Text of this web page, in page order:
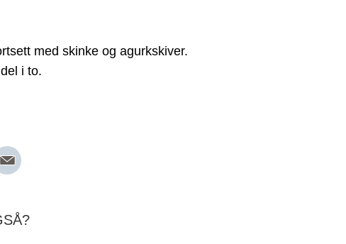
med skinke og agurkskiver.
i to.